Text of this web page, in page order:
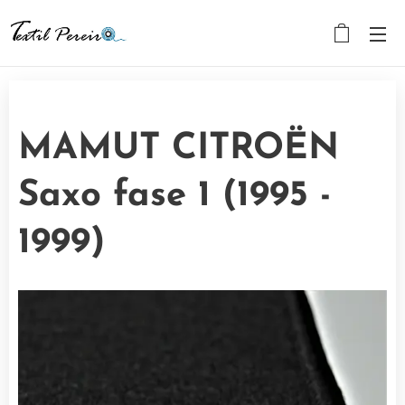
MAMUT CITROËN
Saxo fase 1 (1995 -
1999)